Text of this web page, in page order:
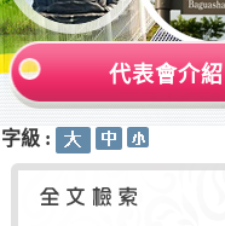
代表會介紹
字級 :